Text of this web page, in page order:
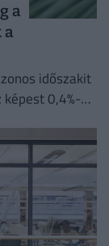
a
a
időszakit
0,4%-